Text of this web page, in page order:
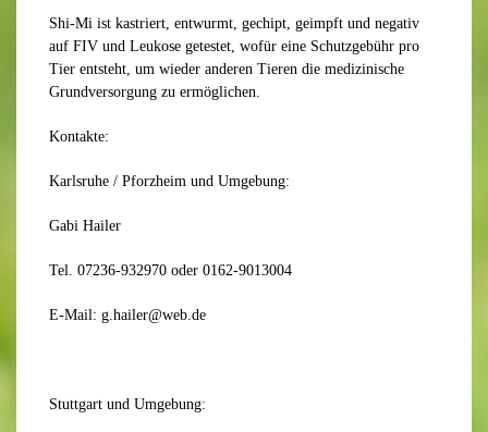
Shi-Mi ist kastriert, entwurmt, gechipt, geimpft und negativ
auf FIV und Leukose getestet, wofür eine Schutzgebühr pro
Tier entsteht, um wieder anderen Tieren die medizinische
Grundversorgung zu ermöglichen.
Kontakte:
Karlsruhe / Pforzheim und Umgebung:
Gabi Hailer
Tel. 07236-932970 oder 0162-9013004
E-Mail: g.hailer@web.de
Stuttgart und Umgebung: